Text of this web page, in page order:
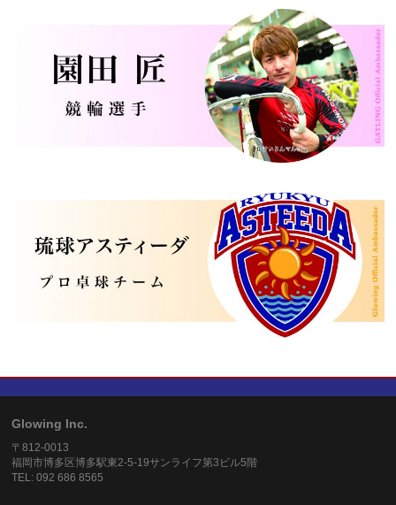
Glowing Inc.
〒812-0013
福岡市博多区博多駅東2-5-19サンライフ第3ビル5階
TEL: 092 686 8565